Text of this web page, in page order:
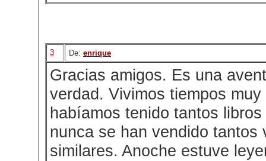
3 De: enrique
Gracias amigos. Es una
verdad. Vivimos tiempos
habíamos tenido tantos
nunca se han vendido tantos
similares. Anoche estuve